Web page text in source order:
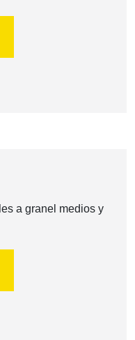
a granel medios y